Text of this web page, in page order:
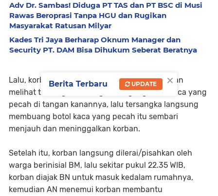
Adv Dr. Sambas! Diduga PT TAS dan PT BSC di Musi
Rawas Beroprasi Tanpa HGU dan Rugikan
Masyarakat Ratusan Milyar
Kades Tri Jaya Berharap Oknum Manager dan
Security PT. DAM Bisa Dihukum Seberat Beratnya
Lalu, korban langsung menoleh kebelakang dan
melihat tersangka sedang memegang botol kaca yang
pecah di tangan kanannya, lalu tersangka langsung
membuang botol kaca yang pecah itu sembari
menjauh dan meninggalkan korban.
Setelah itu, korban langsung dilerai/pisahkan oleh
warga berinisial BM, lalu sekitar pukul 22.35 WIB,
korban diajak BN untuk masuk kedalam rumahnya,
kemudian AN menemui korban membantu
×
Berita Terbaru UPDATE